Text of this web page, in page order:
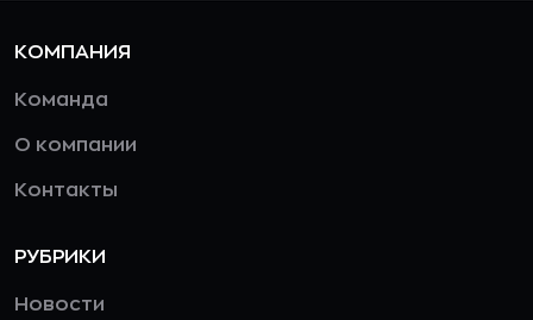
КОМПАНИЯ
Команда
О компании
Контакты
РУБРИКИ
Новости